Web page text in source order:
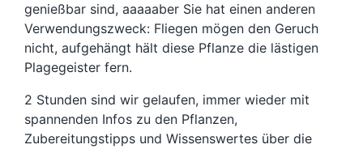
genießbar sind, aaaaaber Sie hat einen anderen
Verwendungszweck: Fliegen mögen den Geruch
nicht, aufgehängt hält diese Pflanze die lästigen
Plagegeister fern.
2 Stunden sind wir gelaufen, immer wieder mit
spannenden Infos zu den Pflanzen,
Zubereitungstipps und Wissenswertes über die